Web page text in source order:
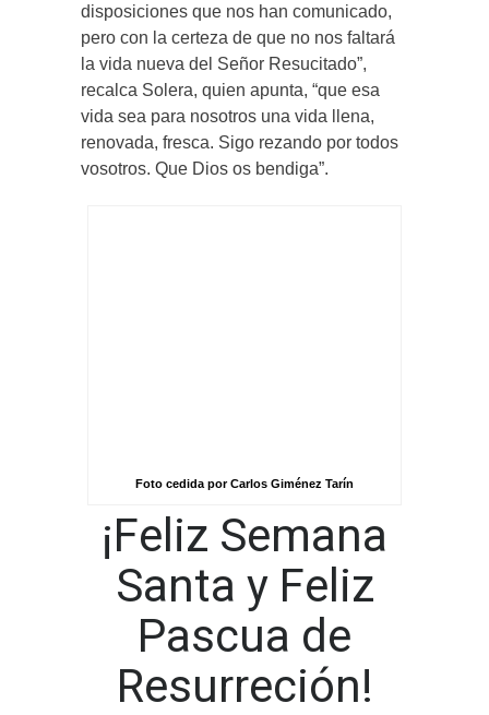
disposiciones que nos han comunicado,
pero con la certeza de que no nos faltará
la vida nueva del Señor Resucitado”,
recalca Solera, quien apunta, “que esa
vida sea para nosotros una vida llena,
renovada, fresca. Sigo rezando por todos
vosotros. Que Dios os bendiga”.
Foto cedida por Carlos Giménez Tarín
¡Feliz Semana
Santa y Feliz
Pascua de
Resurreción!